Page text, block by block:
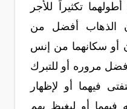
تكثيراً للأجر
الذهاب أفضل من
أو سكانهما من إنس
مروره أو للتبرك
فيهما أو لإظهار
فيهما أو ليغيظ بهم